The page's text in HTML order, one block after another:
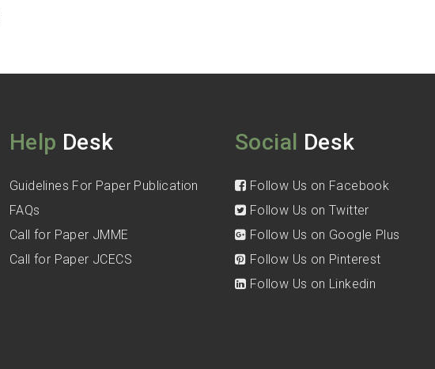
Help Desk
Guidelines For Paper Publication
FAQs
Call for Paper JMME
Call for Paper JCECS
Social Desk
Follow Us on Facebook
Follow Us on Twitter
Follow Us on Google Plus
Follow Us on Pinterest
Follow Us on Linkedin